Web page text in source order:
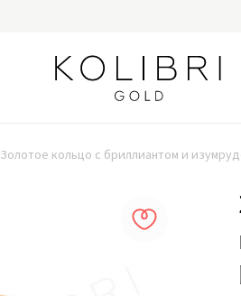
Золотое кольцо с бриллиантом и